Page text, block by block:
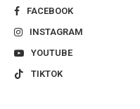
FACEBOOK
INSTAGRAM
YOUTUBE
TIKTOK